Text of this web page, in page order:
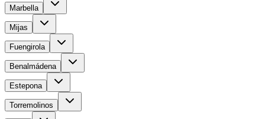
Marbella
Mijas
Fuengirola
Benalmádena
Estepona
Torremolinos